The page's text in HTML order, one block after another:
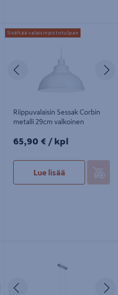
Riippuvalaisin Sessak Corbin metalli
29cm valkoinen
Riippuvalaisin Sessak Corbin
metalli 29cm valkoinen
65,90€/kpl
65,90 € / kpl
Lue lisää
Sisältää valaisinpistotulpan
Seuraava